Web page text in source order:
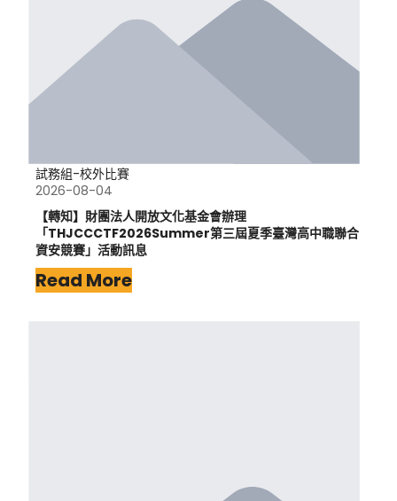
試務組-校外比賽
2026-08-04
【轉知】財團法人開放文化基金會辦理
「THJCCCTF2026Summer第三屆夏季臺灣高中職聯合
資安競賽」活動訊息
Read More